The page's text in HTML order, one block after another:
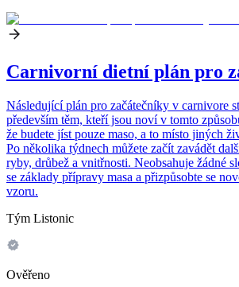
Carnivorní dietní plán pro
Následující plán pro začátečníky v carnivore
především těm, kteří jsou noví v tomto
že budete jíst pouze maso, a to místo jiných
Po několika týdnech můžete začít zavádět
ryby, drůbež a vnitřnosti. Neobsahuje žádné
se základy přípravy masa a přizpůsobte se
vzoru.
Tým Listonic
Ověřeno